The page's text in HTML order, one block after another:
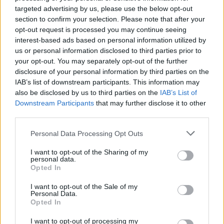
targeted advertising by us, please use the below opt-out
section to confirm your selection. Please note that after your
opt-out request is processed you may continue seeing
interest-based ads based on personal information utilized by
us or personal information disclosed to third parties prior to
your opt-out. You may separately opt-out of the further
disclosure of your personal information by third parties on the
IAB’s list of downstream participants. This information may
also be disclosed by us to third parties on the IAB’s List of
Downstream Participants that may further disclose it to other
Please note that this website/app uses one or more Google
not limited to your visit or usage behaviour. You may click to
grant or deny consent to Google and its third-party tags to
use your data for below specified purposes in below Google
consent section.
Personal Data Processing Opt Outs
I want to opt-out of the Sharing of my
personal data.
Opted In
I want to opt-out of the Sale of my
Personal Data.
Opted In
I want to opt-out of processing my
Καθώς οι λεπτομέρειες για το ζωτικό χώρο και τις
επιλογές καθεμιάς από τις δύο εταιρείες παραμένουν στο
μυαλό και στο στενό κύκλο του Mate Rimac, σε αυτό το
πλαίσιο η Bugatti προχώρησε στην αναδημιουργία της
εταιρικής της ταυτότητας, που περιλαμβάνει μαζί και
τονέο της logo που πλέον θα κοσμεί τα αυτοκίνητα
και όποια άλλαυπερπολυτελή προϊόντα της.